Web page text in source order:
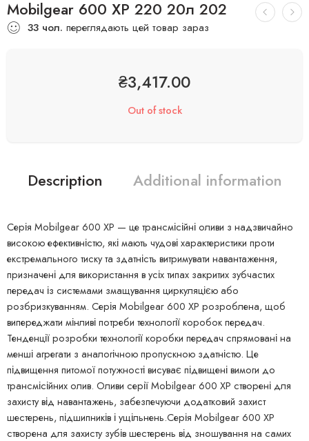
Mobilgear 600 XP 220 20л 202
33 чол. переглядають цей товар зараз
₴3,417.00
Out of stock
Description Additional information
Серія Mobilgear 600 XP — це трансмісійні оливи з надзвичайно
високою ефективністю, які мають чудові характеристики проти
екстремального тиску та здатність витримувати навантаження,
призначені для використання в усіх типах закритих зубчастих
передач із системами змащування циркуляцією або
розбризкуванням. Серія Mobilgear 600 XP розроблена, щоб
випереджати мінливі потреби технології коробок передач.
Тенденції розробки технології коробки передач спрямовані на
менші агрегати з аналогічною пропускною здатністю. Це
підвищення питомої потужності висуває підвищені вимоги до
трансмісійних олив. Оливи серії Mobilgear 600 XP створені для
захисту від навантажень, забезпечуючи додатковий захист
шестерень, підшипників і ущільнень.Серія Mobilgear 600 XP
створена для захисту зубів шестерень від зношування на самих